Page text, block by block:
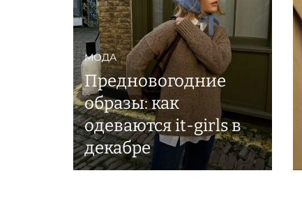
МОДА
Предновогодние
образы: как
одеваются it-girls в
декабре